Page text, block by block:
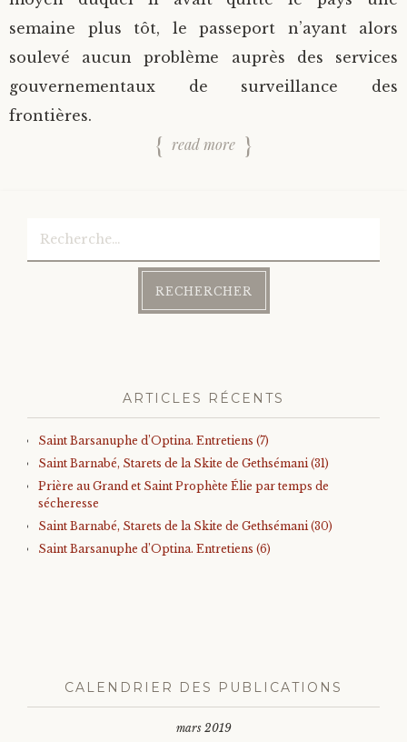
semaine plus tôt, le passeport n’ayant alors
soulevé aucun problème auprès des services
gouvernementaux de surveillance des
frontières.
read more
ARTICLES RÉCENTS
Saint Barsanuphe d’Optina. Entretiens (7)
Saint Barnabé, Starets de la Skite de Gethsémani (31)
Prière au Grand et Saint Prophète Élie par temps de
sécheresse
Saint Barnabé, Starets de la Skite de Gethsémani (30)
Saint Barsanuphe d’Optina. Entretiens (6)
CALENDRIER DES PUBLICATIONS
mars 2019